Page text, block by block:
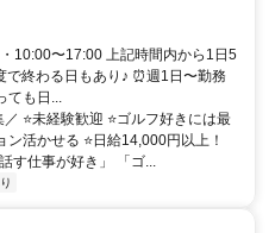
10:00〜17:00 上記時間内から1日5
終わる日もあり♪ ⏰週1日〜勤務
も日...
⭐未経験歓迎 ⭐ゴルフ好きには最
活かせる ⭐日給14,000円以上！
す仕事が好き」 「ゴ...